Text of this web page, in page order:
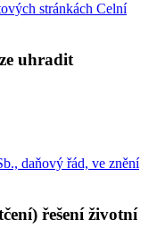
stránkách Celní
uhradit
daňový řád, ve znění
řešení životní